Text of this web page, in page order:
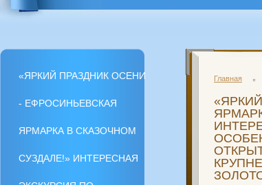
«ЯРКИЙ ПРАЗДНИК ОСЕНИ -
МУЗЕЮ ПОД ОТКРЫТЫМ НЕБОМ С ОБЕДОМ
«ЯРКИЙ ПРАЗДНИК ОСЕНИ -
МУЗЕЮ ПОД ОТКРЫТЫМ НЕБОМ С
Главная
«ЯРКИЙ ПРАЗДНИК ОСЕНИ
- ЕФРОСИНЬЕВСКАЯ
ЯРМАРКА В СКАЗОЧНОМ
СУЗДАЛЕ!» ИНТЕРЕСНАЯ